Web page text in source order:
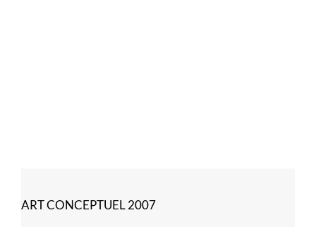
ART CONCEPTUEL 2007